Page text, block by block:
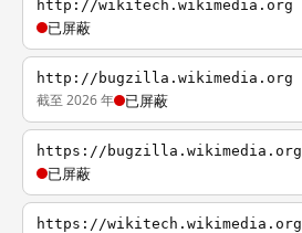
http://wikitech.wikimedia.org
已屏蔽
http://bugzilla.wikimedia.org
截至 2026 年 已屏蔽
https://bugzilla.wikimedia.org
已屏蔽
https://wikitech.wikimedia.org